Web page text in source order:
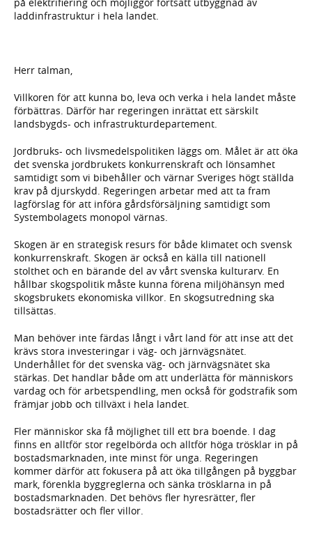
laddinfrastruktur i hela landet.
Herr talman,
Villkoren för att kunna bo, leva och verka i hela landet måste
förbättras. Därför har regeringen inrättat ett särskilt
landsbygds- och infrastrukturdepartement.
Jordbruks- och livsmedelspolitiken läggs om. Målet är att öka
det svenska jordbrukets konkurrenskraft och lönsamhet
samtidigt som vi bibehåller och värnar Sveriges högt ställda
krav på djurskydd. Regeringen arbetar med att ta fram
lagförslag för att införa gårdsförsäljning samtidigt som
Systembolagets monopol värnas.
Skogen är en strategisk resurs för både klimatet och svensk
konkurrenskraft. Skogen är också en källa till nationell
stolthet och en bärande del av vårt svenska kulturarv. En
hållbar skogspolitik måste kunna förena miljöhänsyn med
skogsbrukets ekonomiska villkor. En skogsutredning ska
tillsättas.
Man behöver inte färdas långt i vårt land för att inse att det
krävs stora investeringar i väg- och järnvägsnätet.
Underhållet för det svenska väg- och järnvägsnätet ska
stärkas. Det handlar både om att underlätta för människors
vardag och för arbetspendling, men också för godstrafik som
främjar jobb och tillväxt i hela landet.
Fler människor ska få möjlighet till ett bra boende. I dag
finns en alltför stor regelbörda och alltför höga trösklar in på
bostadsmarknaden, inte minst för unga. Regeringen
kommer därför att fokusera på att öka tillgången på byggbar
mark, förenkla byggreglerna och sänka trösklarna in på
bostadsmarknaden. Det behövs fler hyresrätter, fler
bostadsrätter och fler villor.